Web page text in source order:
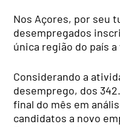
Nos Açores, por seu
desempregados
única região do país
Considerando a
desemprego, dos
final do mês em
candidatos a novo